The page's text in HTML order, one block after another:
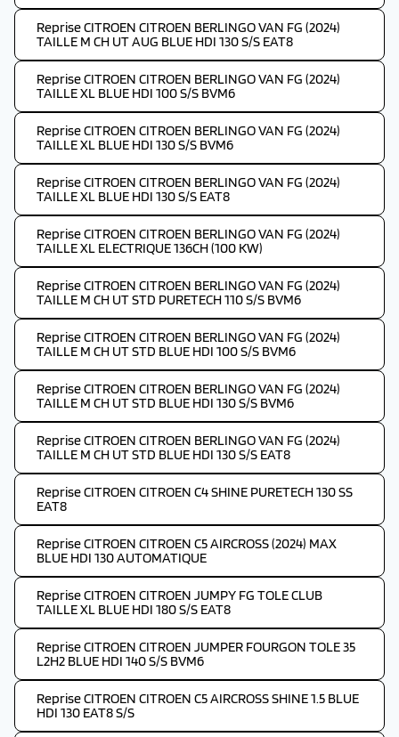
Reprise CITROEN CITROEN BERLINGO VAN FG (2024)
TAILLE M CH UT AUG BLUE HDI 130 S/S EAT8
Reprise CITROEN CITROEN BERLINGO VAN FG (2024)
TAILLE XL BLUE HDI 100 S/S BVM6
Reprise CITROEN CITROEN BERLINGO VAN FG (2024)
TAILLE XL BLUE HDI 130 S/S BVM6
Reprise CITROEN CITROEN BERLINGO VAN FG (2024)
TAILLE XL BLUE HDI 130 S/S EAT8
Reprise CITROEN CITROEN BERLINGO VAN FG (2024)
TAILLE XL ELECTRIQUE 136CH (100 KW)
Reprise CITROEN CITROEN BERLINGO VAN FG (2024)
TAILLE M CH UT STD PURETECH 110 S/S BVM6
Reprise CITROEN CITROEN BERLINGO VAN FG (2024)
TAILLE M CH UT STD BLUE HDI 100 S/S BVM6
Reprise CITROEN CITROEN BERLINGO VAN FG (2024)
TAILLE M CH UT STD BLUE HDI 130 S/S BVM6
Reprise CITROEN CITROEN BERLINGO VAN FG (2024)
TAILLE M CH UT STD BLUE HDI 130 S/S EAT8
Reprise CITROEN CITROEN C4 SHINE PURETECH 130 SS
EAT8
Reprise CITROEN CITROEN C5 AIRCROSS (2024) MAX
BLUE HDI 130 AUTOMATIQUE
Reprise CITROEN CITROEN JUMPY FG TOLE CLUB
TAILLE XL BLUE HDI 180 S/S EAT8
Reprise CITROEN CITROEN JUMPER FOURGON TOLE 35
L2H2 BLUE HDI 140 S/S BVM6
Reprise CITROEN CITROEN C5 AIRCROSS SHINE 1.5 BLUE
HDI 130 EAT8 S/S